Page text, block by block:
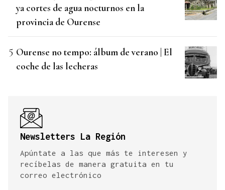
ya cortes de agua nocturnos en la
provincia de Ourense
Ourense no tempo: álbum de verano | El
coche de las lecheras
Newsletters La Región
Apúntate a las que más te interesen y
recíbelas de manera gratuita en tu
correo electrónico